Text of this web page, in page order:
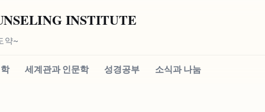
INSTITUTE
약~
세계관과 인문학 성경공부 소식과 나눔